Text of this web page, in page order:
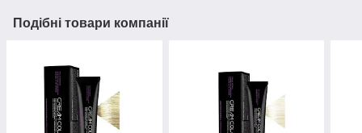
Подібні товари компанії